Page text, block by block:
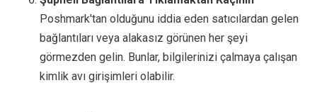
Poshmark'tan olduğunu iddia eden satıcılardan gelen
bağlantıları veya alakasız görünen her şeyi
görmezden gelin. Bunlar, bilgilerinizi çalmaya çalışan
kimlik avı girişimleri olabilir.